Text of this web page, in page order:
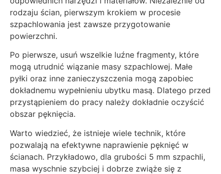
rodzaju ścian, pierwszym krokiem w procesie
szpachlowania jest zawsze przygotowanie
powierzchni.
Po pierwsze, usuń wszelkie luźne fragmenty, które
mogą utrudnić wiązanie masy szpachlowej. Małe
pyłki oraz inne zanieczyszczenia mogą zapobiec
dokładnemu wypełnieniu ubytku masą. Dlatego przed
przystąpieniem do pracy należy dokładnie oczyścić
obszar pęknięcia.
Warto wiedzieć, że istnieje wiele technik, które
pozwalają na efektywne naprawienie pęknięć w
ścianach. Przykładowo, dla grubości 5 mm szpachli,
masa wyschnie szybciej i dobrze zwiąże się z